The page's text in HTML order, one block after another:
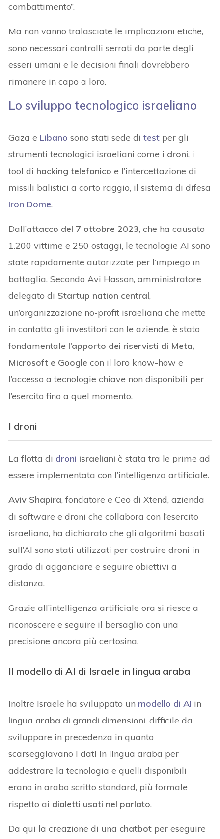
combattimento”.
Ma non vanno tralasciate le implicazioni etiche,
sono necessari controlli serrati da parte degli
esseri umani e le decisioni finali dovrebbero
rimanere in capo a loro.
Lo sviluppo tecnologico israeliano
Gaza e Libano sono stati sede ditest per gli
strumenti tecnologici israeliani come i droni, i
tool di hacking telefonico e l’intercettazione di
missili balistici a corto raggio, il sistema di difesa
Iron Dome.
Dall’attacco del 7 ottobre 2023, che ha causato
1.200 vittime e 250 ostaggi, le tecnologie AI sono
state rapidamente autorizzate per l’impiego in
battaglia. Secondo Avi Hasson, amministratore
delegato di Startup nation central,
un’organizzazione no-profit israeliana che mette
in contatto gli investitori con le aziende, è stato
fondamentale l’apporto dei riservisti di Meta,
Microsoft e Google con il loro know-how e
l’accesso a tecnologie chiave non disponibili per
l’esercito fino a quel momento.
I droni
La flotta di droni israeliani è stata tra le prime ad
essere implementata con l’intelligenza artificiale.
Aviv Shapira, fondatore e Ceo di Xtend, azienda
di software e droni che collabora con l’esercito
israeliano, ha dichiarato che gli algoritmi basati
sull’AI sono stati utilizzati per costruire droni in
grado di agganciare e seguire obiettivi a
distanza.
Grazie all’intelligenza artificiale ora si riesce a
riconoscere e seguire il bersaglio con una
precisione ancora più certosina.
Il modello di AI di Israele in lingua araba
Inoltre Israele ha sviluppato un modello di AI in
lingua araba di grandi dimensioni, difficile da
sviluppare in precedenza in quanto
scarseggiavano i dati in lingua araba per
addestrare la tecnologia e quelli disponibili
erano in arabo scritto standard, più formale
rispetto ai dialetti usati nel parlato.
Da qui la creazione di una chatbot per eseguire